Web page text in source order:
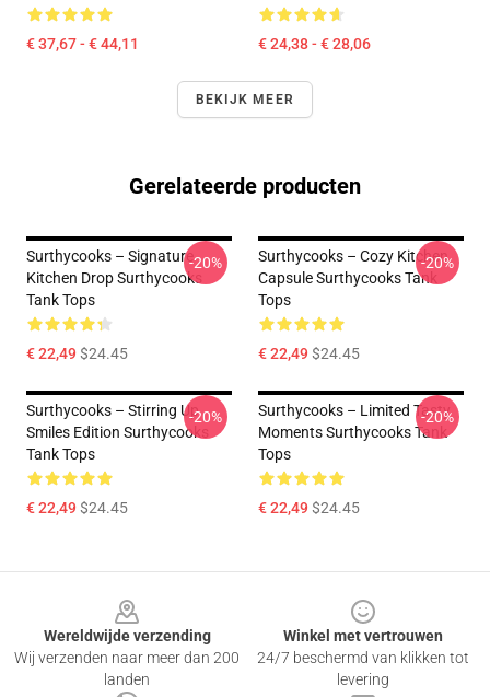
€ 37,67 - € 44,11 € 24,38 - € 28,06
BEKIJK MEER
Gerelateerde producten
Surthycooks – Signature
Kitchen Drop Surthycooks
Tank Tops
€ 22,49$24.45
-20%
Surthycooks – Cozy Kitchen
Capsule Surthycooks Tank
Tops
€ 22,49$24.45
-20%
Surthycooks – Stirring Up
Smiles Edition Surthycooks
Tank Tops
€ 22,49$24.45
-20%
Surthycooks – Limited Tasty
Moments Surthycooks Tank
Tops
€ 22,49$24.45
-20%
Wereldwijde verzending
Wij verzenden naar meer dan 200
landen
Winkel met vertrouwen
24/7 beschermd van klikken tot
levering